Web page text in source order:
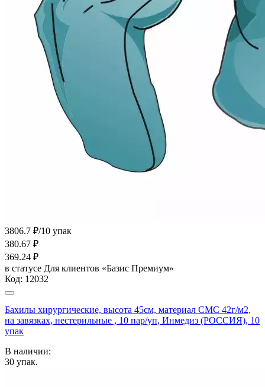
3806.7 ₽/10 упак
380.67 ₽
369.24 ₽
в статусе Для клиентов «Базис Премиум»
Код: 12032
Бахилы хирургические, высота 45см, материал СМС 42г/м2,
на завязках, нестерильные , 10 пар/уп, Инмедиз (РОССИЯ), 10
упак
В наличии:
30 упак.